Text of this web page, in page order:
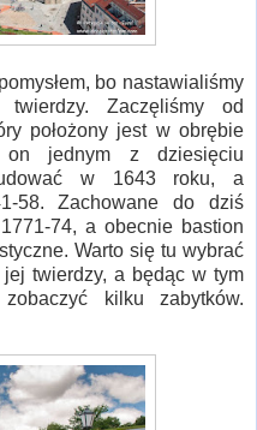
bo nastawialiśmy
Zaczęliśmy od
położony jest w obrębie
on jednym z dziesięciu
w 1643 roku, a
58. Zachowane do dziś
74, a obecnie bastion
Warto się tu wybrać
twierdzy, a będąc w tym
kilku zabytków.